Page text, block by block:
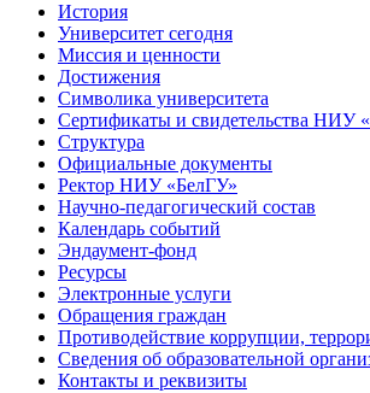
История
Университет сегодня
Миссия и ценности
Достижения
Символика университета
Сертификаты и свидетельства НИУ
Структура
Официальные документы
Ректор НИУ «БелГУ»
Научно-педагогический состав
Календарь событий
Эндаумент-фонд
Ресурсы
Электронные услуги
Обращения граждан
Противодействие коррупции,
Сведения об образовательной
Контакты и реквизиты